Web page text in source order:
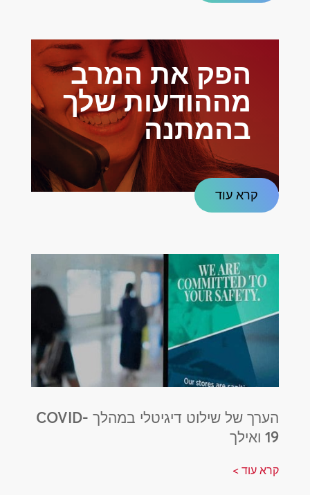
הפק את המרב
מההודעות שלך
בהמתנה
קרא עוד
הערך של שילוט דיגיטלי במהלך COVID-
19 ואילך
קרא עוד >